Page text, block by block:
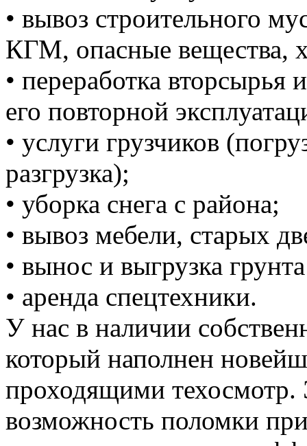
• вывоз строительного
КГМ, опасные вещества,
• переработка вторсырья
его повторной
• услуги грузчиков
разгрузка);
• уборка снега с района;
• вывоз мебели, старых
• вынос и выгрузка
• аренда спецтехники.
У нас в наличии
который наполнен
проходящими техосмотр.
возможность поломки